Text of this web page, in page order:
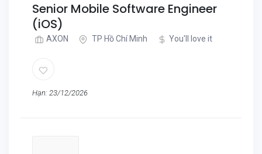
Senior Mobile Software Engineer
(iOS)
AXON TP Hồ Chí Minh You'll love it
Hạn: 23/12/2026